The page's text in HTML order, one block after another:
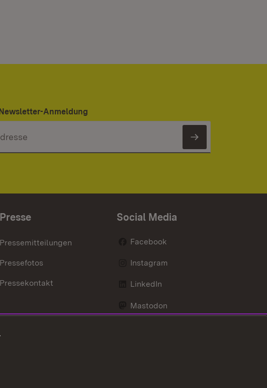
Anmeldung
Newsletter
Presse
Pressemitteilungen
Pressefotos
Pressekontakt
Social Media
Facebook
Instagram
LinkedIn
Mastodon